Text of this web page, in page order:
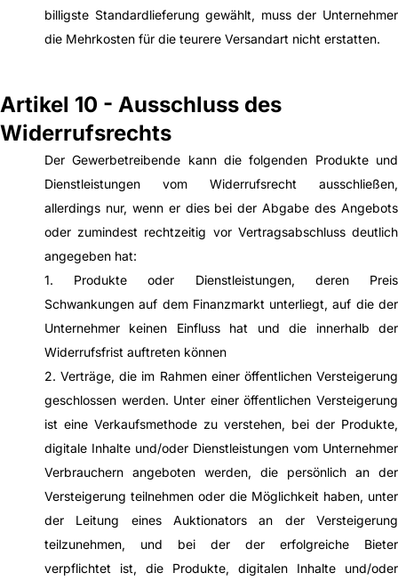
billigste Standardlieferung gewählt, muss der Unternehmer
die Mehrkosten für die teurere Versandart nicht erstatten.
Artikel 10 - Ausschluss des
Widerrufsrechts
Der Gewerbetreibende kann die folgenden Produkte und
Dienstleistungen vom Widerrufsrecht ausschließen,
allerdings nur, wenn er dies bei der Abgabe des Angebots
oder zumindest rechtzeitig vor Vertragsabschluss deutlich
angegeben hat:
1. Produkte oder Dienstleistungen, deren Preis
Schwankungen auf dem Finanzmarkt unterliegt, auf die der
Unternehmer keinen Einfluss hat und die innerhalb der
Widerrufsfrist auftreten können
2. Verträge, die im Rahmen einer öffentlichen Versteigerung
geschlossen werden. Unter einer öffentlichen Versteigerung
ist eine Verkaufsmethode zu verstehen, bei der Produkte,
digitale Inhalte und/oder Dienstleistungen vom Unternehmer
Verbrauchern angeboten werden, die persönlich an der
Versteigerung teilnehmen oder die Möglichkeit haben, unter
der Leitung eines Auktionators an der Versteigerung
teilzunehmen, und bei der der erfolgreiche Bieter
verpflichtet ist, die Produkte, digitalen Inhalte und/oder